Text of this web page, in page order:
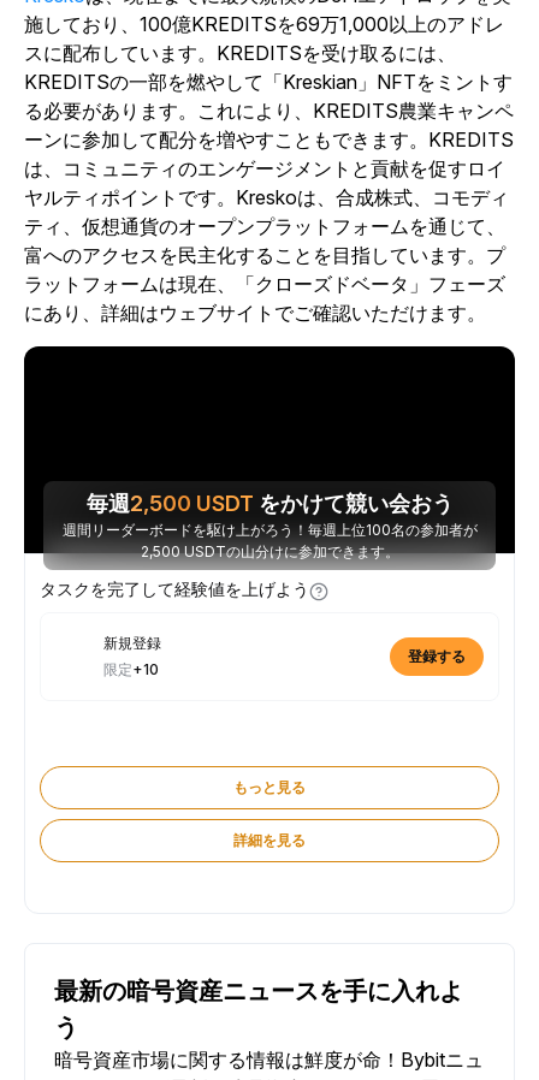
施しており、100億KREDITSを69万1,000以上のアドレ
スに配布しています。KREDITSを受け取るには、
KREDITSの一部を燃やして「Kreskian」NFTをミントす
る必要があります。これにより、KREDITS農業キャンペ
ーンに参加して配分を増やすこともできます。KREDITS
は、コミュニティのエンゲージメントと貢献を促すロイ
ヤルティポイントです。Kreskoは、合成株式、コモディ
ティ、仮想通貨のオープンプラットフォームを通じて、
富へのアクセスを民主化することを目指しています。プ
ラットフォームは現在、「クローズドベータ」フェーズ
にあり、詳細はウェブサイトでご確認いただけます。
毎週2,500 USDT をかけて競い会おう
週間リーダーボードを駆け上がろう！毎週上位100名の参加者が
2,500 USDTの山分けに参加できます。
タスクを完了して経験値を上げよう
新規登録
限定+10
登録する
もっと見る
詳細を見る
最新の暗号資産ニュースを手に入れよ
う
暗号資産市場に関する情報は鮮度が命！Bybitニュ